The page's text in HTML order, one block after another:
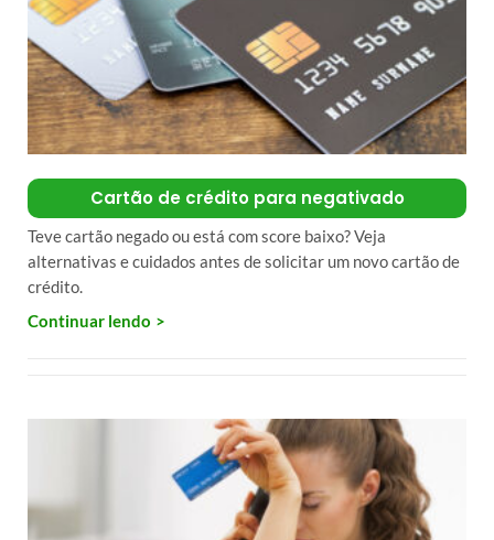
Cartão de crédito para negativado
Teve cartão negado ou está com score baixo? Veja
alternativas e cuidados antes de solicitar um novo cartão de
crédito.
Continuar lendo